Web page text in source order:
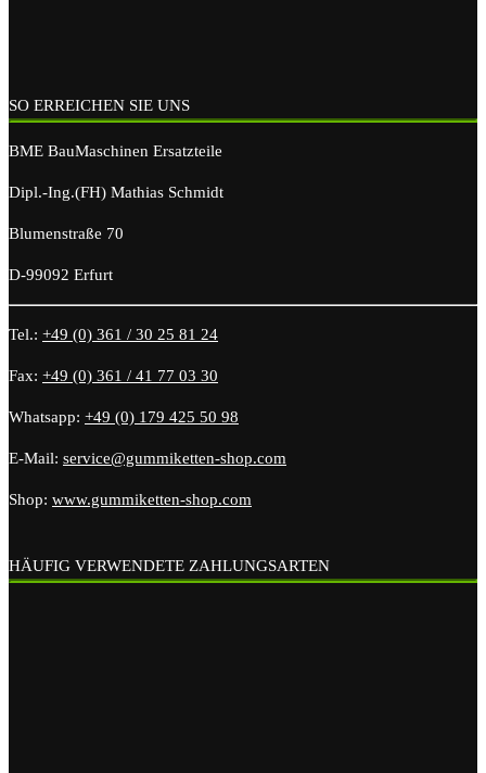
SO ERREICHEN SIE UNS
BME BauMaschinen Ersatzteile
Dipl.-Ing.(FH) Mathias Schmidt
Blumenstraße 70
D-99092 Erfurt
Tel.: +49 (0) 361 / 30 25 81 24
Fax: +49 (0) 361 / 41 77 03 30
Whatsapp: +49 (0) 179 425 50 98
E-Mail: service@gummiketten-shop.com
Shop: www.gummiketten-shop.com
HÄUFIG VERWENDETE ZAHLUNGSARTEN